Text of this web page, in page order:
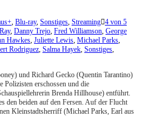
, Blu-ray, Sonstiges, Streaming 4 von 5
, Danny Trejo, Fred Williamson, George
Hawkes, Juliette Lewis, Michael Parks,
Rodriguez, Salma Hayek, Sonstiges,
und Richard Gecko (Quentin Tarantino)
Polizisten erschossen und die
Brenda Hillhouse) entführt.
den beiden auf den Fersen. Auf der Flucht
Kleinstadtsherriff (Michael Parks, Earl aus